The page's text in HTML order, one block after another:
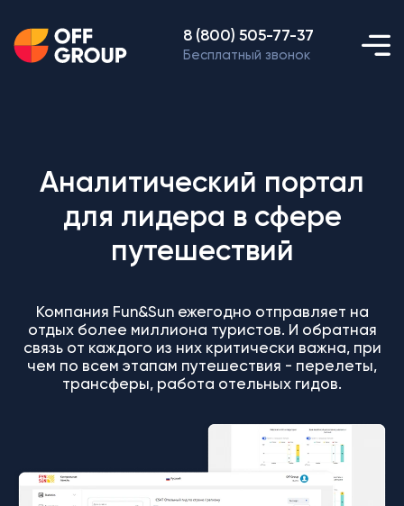
8 (800) 505-77-37
Бесплатный звонок
Аналитический портал
для лидера в сфере
путешествий
Компания Fun&Sun ежегодно отправляет на
отдых более миллиона туристов. И обратная
связь от каждого из них критически важна, при
чем по всем этапам путешествия - перелеты,
трансферы, работа отельных гидов.